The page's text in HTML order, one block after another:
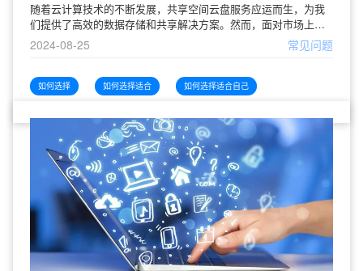
随着云计算技术的不断发展，共享空间云盘服务应运而生，为我
们提供了高效的数据存储和共享解决方案。然而，面对市场上众
多的共享空间云盘服务，如何选择适合自己需求的服务成为一个
亟待解决的问题。本文将从多个角度
2024-08-25 常见问题
如何选择 如何选择适合 如何选择适合自己